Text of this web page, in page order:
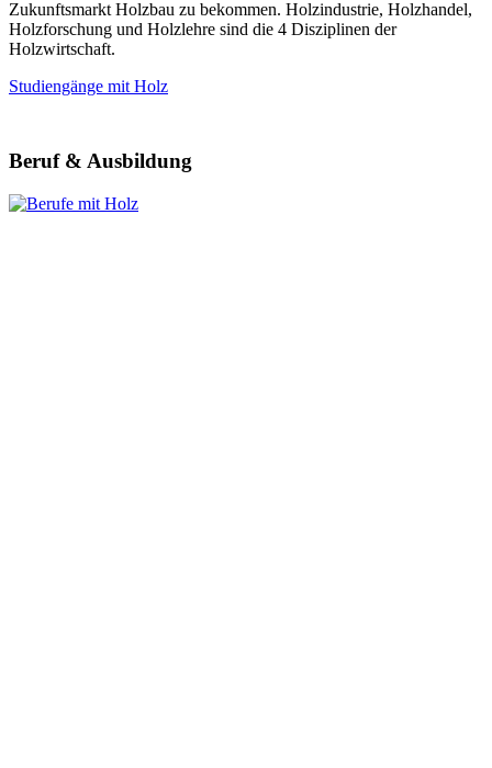
Zukunftsmarkt Holzbau zu bekommen. Holzindustrie, Holzhandel,
Holzforschung und Holzlehre sind die 4 Disziplinen der
Holzwirtschaft.
Studiengänge mit Holz
Beruf & Ausbildung